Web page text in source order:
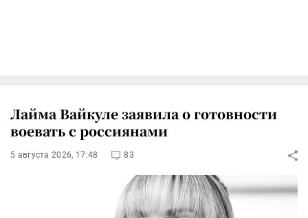
Лайма Вайкуле заявила о готовности
воевать с россиянами
5 августа 2026, 17:48 83